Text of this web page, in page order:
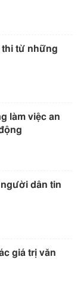
thi từ những
làm việc an
dân tin
giá trị văn